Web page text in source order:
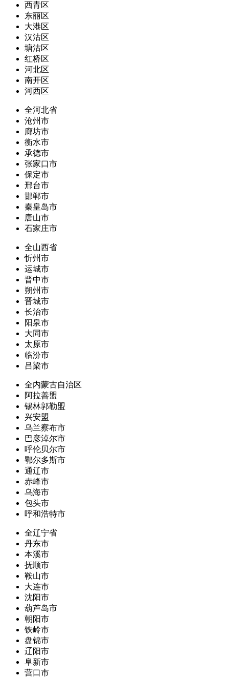
西青区
东丽区
大港区
汉沽区
塘沽区
红桥区
河北区
南开区
河西区
全河北省
沧州市
廊坊市
衡水市
承德市
张家口市
保定市
邢台市
邯郸市
秦皇岛市
唐山市
石家庄市
全山西省
忻州市
运城市
晋中市
朔州市
晋城市
长治市
阳泉市
大同市
太原市
临汾市
吕梁市
全内蒙古自治区
阿拉善盟
锡林郭勒盟
兴安盟
乌兰察布市
巴彦淖尔市
呼伦贝尔市
鄂尔多斯市
通辽市
赤峰市
乌海市
包头市
呼和浩特市
全辽宁省
丹东市
本溪市
抚顺市
鞍山市
大连市
沈阳市
葫芦岛市
朝阳市
铁岭市
盘锦市
辽阳市
阜新市
营口市